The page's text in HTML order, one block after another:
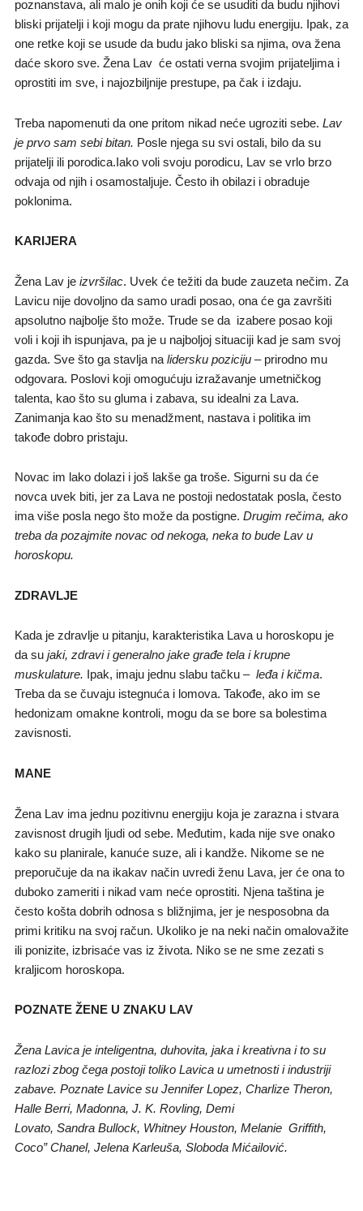
poznanstava, ali malo je onih koji će se usuditi da budu njihovi
bliski prijatelji i koji mogu da prate njihovu ludu energiju. Ipak, za
one retke koji se usude da budu jako bliski sa njima, ova žena
daće skoro sve. Žena Lav će ostati verna svojim prijateljima i
oprostiti im sve, i najozbiljnije prestupe, pa čak i izdaju.
Treba napomenuti da one pritom nikad neće ugroziti sebe. Lav
je prvo sam sebi bitan. Posle njega su svi ostali, bilo da su
prijatelji ili porodica.Iako voli svoju porodicu, Lav se vrlo brzo
odvaja od njih i osamostaljuje. Često ih obilazi i obraduje
poklonima.
KARIJERA
Žena Lav je izvršilac. Uvek će težiti da bude zauzeta nečim. Za
Lavicu nije dovoljno da samo uradi posao, ona će ga završiti
apsolutno najbolje što može. Trude se da izabere posao koji
voli i koji ih ispunjava, pa je u najboljoj situaciji kad je sam svoj
gazda. Sve što ga stavlja na lidersku poziciju– prirodno mu
odgovara. Poslovi koji omogućuju izražavanje umetničkog
talenta, kao što su gluma i zabava, su idealni za Lava.
Zanimanja kao što su menadžment, nastava i politika im
takođe dobro pristaju.
Novac im lako dolazi i još lakše ga troše. Sigurni su da će
novca uvek biti, jer za Lava ne postoji nedostatak posla, često
ima više posla nego što može da postigne. Drugim rečima, ako
treba da pozajmite novac od nekoga, neka to bude Lav u
horoskopu.
ZDRAVLJE
Kada je zdravlje u pitanju, karakteristika Lava u horoskopu je
da su jaki, zdravi i generalno jake građe tela i krupne
muskulature. Ipak, imaju jednu slabu tačku – leđa i kičma.
Treba da se čuvaju istegnuća i lomova. Takođe, ako im se
hedonizam omakne kontroli, mogu da se bore sa bolestima
zavisnosti.
MANE
Žena Lav ima jednu pozitivnu energiju koja je zarazna i stvara
zavisnost drugih ljudi od sebe. Međutim, kada nije sve onako
kako su planirale, kanuće suze, ali i kandže. Nikome se ne
preporučuje da na ikakav način uvredi ženu Lava, jer će ona to
duboko zameriti i nikad vam neće oprostiti. Njena taština je
često košta dobrih odnosa s bližnjima, jer je nesposobna da
primi kritiku na svoj račun. Ukoliko je na neki način omalovažite
ili ponizite, izbrisaće vas iz života. Niko se ne sme zezati s
kraljicom horoskopa.
POZNATE ŽENE U ZNAKU LAV
Žena Lavica je inteligentna, duhovita, jaka i kreativna i to su
razlozi zbog čega postoji toliko Lavica u umetnosti i industriji
zabave. Poznate Lavice su Jennifer Lopez, Charlize Theron,
Halle Berri, Madonna, J. K. Rovling, Demi
Lovato, Sandra Bullock, Whitney Houston, Melanie Griffith,
Coco” Chanel, Jelena Karleuša, Sloboda Mićailović.